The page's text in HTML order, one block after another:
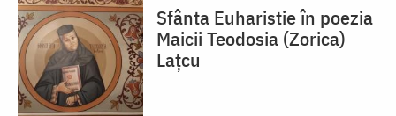
Sfânta Euharistie în poezia
Maicii Teodosia (Zorica)
Lațcu